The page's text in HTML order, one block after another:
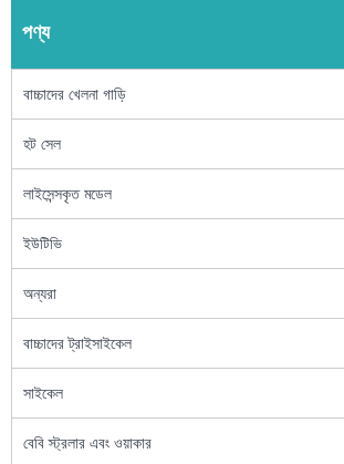
পণ্য
বাচ্চাদের খেলনা গাড়ি
হট সেল
লাইসেন্সকৃত মডেল
ইউটিভি
অন্যরা
বাচ্চাদের ট্রাইসাইকেল
সাইকেল
বেবি স্ট্রলার এবং ওয়াকার